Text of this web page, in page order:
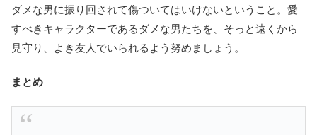
ダメな男に振り回されて傷ついてはいけないということ。愛
すべきキャラクターであるダメな男たちを、そっと遠くから
見守り、よき友人でいられるよう努めましょう。
まとめ